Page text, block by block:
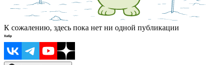
К сожалению, здесь пока нет ни одной публикации